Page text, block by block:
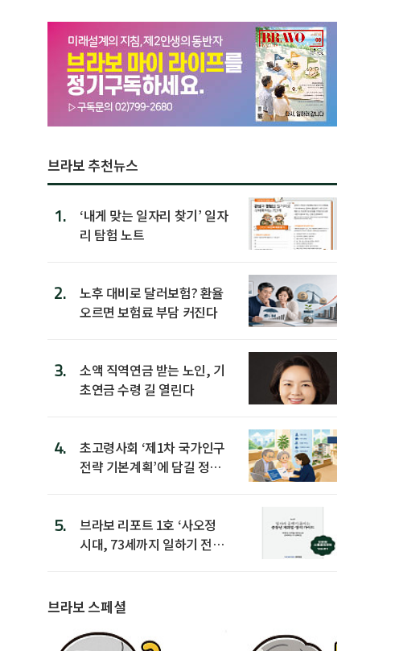
브라보 추천뉴스
1.
‘내게 맞는 일자리 찾기’ 일자
리 탐험 노트
2.
노후 대비로 달러보험? 환율
오르면 보험료 부담 커진다
3.
소액 직역연금 받는 노인, 기
초연금 수령 길 열린다
4.
초고령사회 ‘제1차 국가인구
전략 기본계획’에 담길 정책
5.
브라보 리포트 1호 ‘사오정
시대, 73세까지 일하기 전략’
브라보 스페셜